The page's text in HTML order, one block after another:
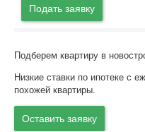
Подать заявку
Подберем квартиру в
Низкие ставки по ипотеке с
похожей квартиры.
Оставить заявку